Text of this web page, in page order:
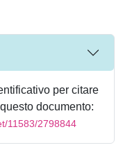
per citare
documento:
11583/2798844